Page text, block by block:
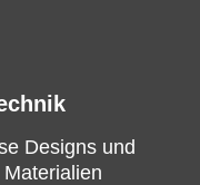
Designs und